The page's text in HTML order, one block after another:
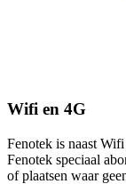
Wifi en 4G
Fenotek is naast
Fenotek speciaal
of plaatsen waar